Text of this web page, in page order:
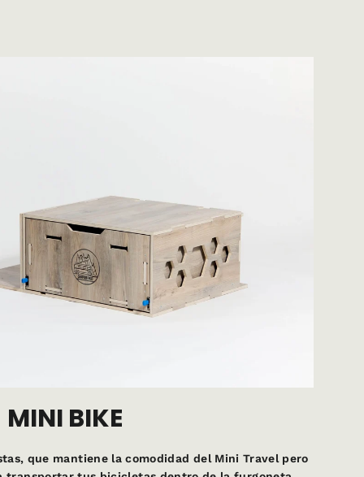
MINI BIKE
que mantiene la comodidad del Mini Travel pero